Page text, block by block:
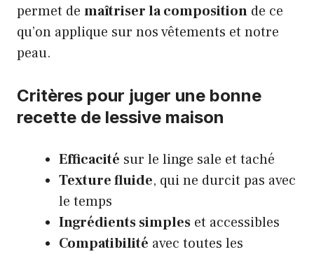
permet de maîtriser la composition de ce
qu’on applique sur nos vêtements et notre
peau.
Critères pour juger une bonne
recette de lessive maison
Efficacité sur le linge sale et taché
Texture fluide, qui ne durcit pas avec
le temps
Ingrédients simples et accessibles
Compatibilité avec toutes les